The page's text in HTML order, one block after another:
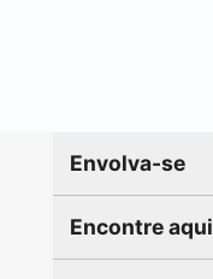
Envolva-se
Encontre aqui